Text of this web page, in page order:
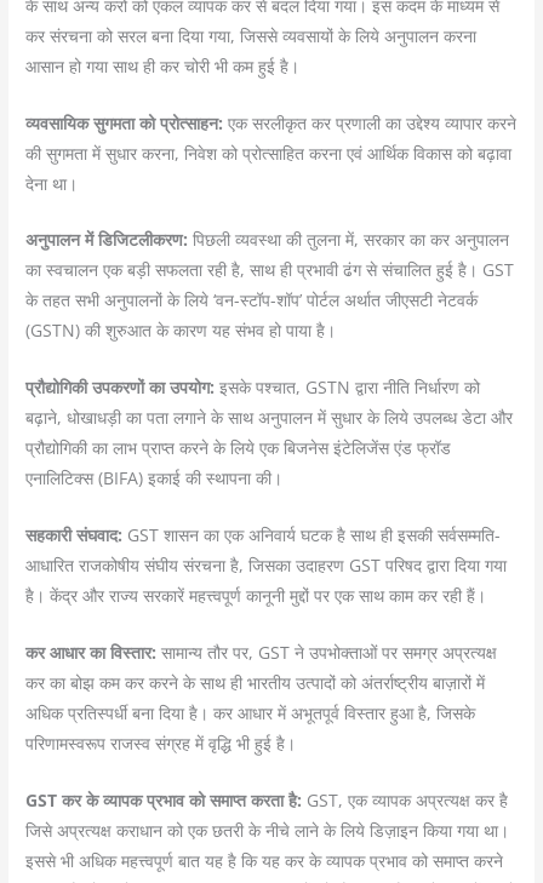
के साथ अन्य करों को एकल व्यापक कर से बदल दिया गया। इस कदम के माध्यम से
कर संरचना को सरल बना दिया गया, जिससे व्यवसायों के लिये अनुपालन करना
आसान हो गया साथ ही कर चोरी भी कम हुई है।
व्यवसायिक सुगमता को प्रोत्साहन: एक सरलीकृत कर प्रणाली का उद्देश्य व्यापार करने
की सुगमता में सुधार करना, निवेश को प्रोत्साहित करना एवं आर्थिक विकास को बढ़ावा
देना था।
अनुपालन में डिजिटलीकरण: पिछली व्यवस्था की तुलना में, सरकार का कर अनुपालन
का स्वचालन एक बड़ी सफलता रही है, साथ ही प्रभावी ढंग से संचालित हुई है। GST
के तहत सभी अनुपालनों के लिये ‘वन-स्टॉप-शॉप’ पोर्टल अर्थात जीएसटी नेटवर्क
(GSTN) की शुरुआत के कारण यह संभव हो पाया है।
प्रौद्योगिकी उपकरणों का उपयोग: इसके पश्चात, GSTN द्वारा नीति निर्धारण को
बढ़ाने, धोखाधड़ी का पता लगाने के साथ अनुपालन में सुधार के लिये उपलब्ध डेटा और
प्रौद्योगिकी का लाभ प्राप्त करने के लिये एक बिजनेस इंटेलिजेंस एंड फ्रॉड
एनालिटिक्स (BIFA) इकाई की स्थापना की।
सहकारी संघवाद: GST शासन का एक अनिवार्य घटक है साथ ही इसकी सर्वसम्मति-
आधारित राजकोषीय संघीय संरचना है, जिसका उदाहरण GST परिषद द्वारा दिया गया
है। केंद्र और राज्य सरकारें महत्त्वपूर्ण कानूनी मुद्दों पर एक साथ काम कर रही हैं।
कर आधार का विस्तार: सामान्य तौर पर, GST ने उपभोक्ताओं पर समग्र अप्रत्यक्ष
कर का बोझ कम कर करने के साथ ही भारतीय उत्पादों को अंतर्राष्ट्रीय बाज़ारों में
अधिक प्रतिस्पर्धी बना दिया है। कर आधार में अभूतपूर्व विस्तार हुआ है, जिसके
परिणामस्वरूप राजस्व संग्रह में वृद्धि भी हुई है।
GST कर के व्यापक प्रभाव को समाप्त करता है: GST, एक व्यापक अप्रत्यक्ष कर है
जिसे अप्रत्यक्ष कराधान को एक छतरी के नीचे लाने के लिये डिज़ाइन किया गया था।
इससे भी अधिक महत्त्वपूर्ण बात यह है कि यह कर के व्यापक प्रभाव को समाप्त करने